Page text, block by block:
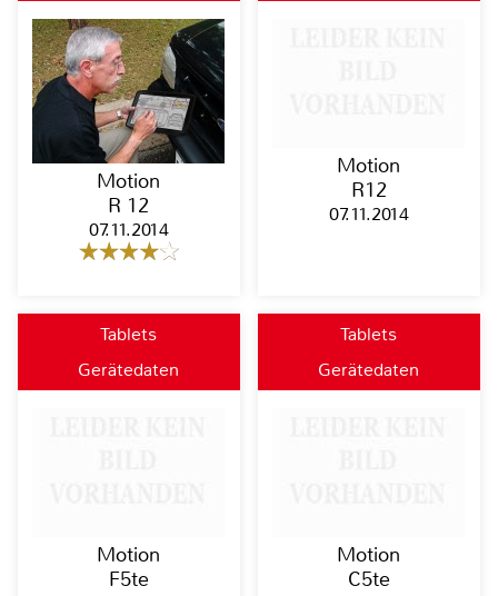
Motion
R 12
07.11.2014
Motion
R12
07.11.2014
Tablets
Gerätedaten
Motion
F5te
Tablets
Gerätedaten
Motion
C5te